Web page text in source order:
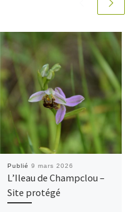
Publié 9 mars 2026
L’Ileau de Champclou –
Site protégé